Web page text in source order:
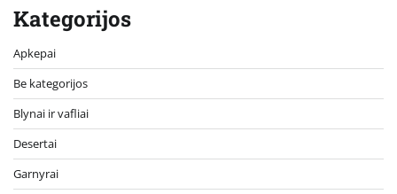
Kategorijos
Apkepai
Be kategorijos
Blynai ir vafliai
Desertai
Garnyrai